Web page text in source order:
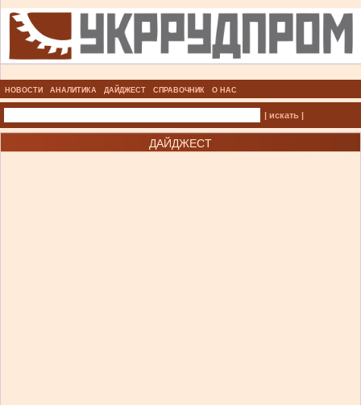
НОВОСТИ АНАЛИТИКА ДАЙДЖЕСТ СПРАВОЧНИК О НАС
| искать |
ДАЙДЖЕСТ